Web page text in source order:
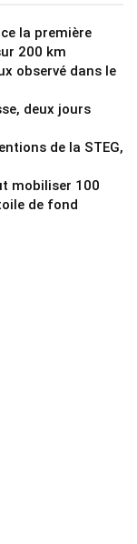
la première
200 km
observé dans le
deux jours
de la STEG,
mobiliser 100
de fond